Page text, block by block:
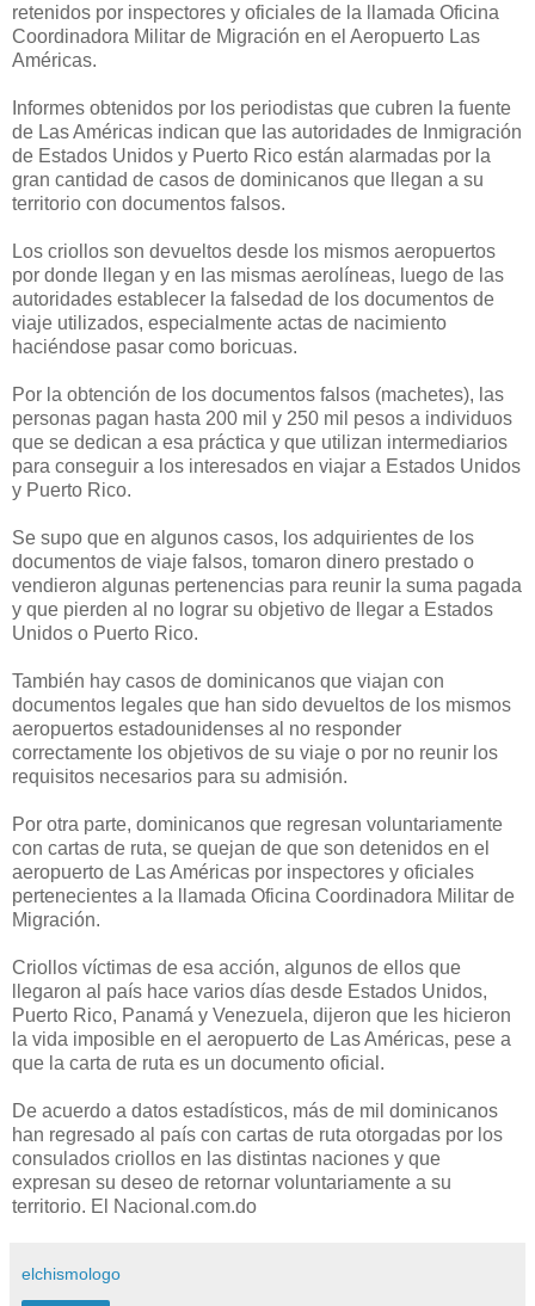
retenidos por inspectores y oficiales de la llamada Oficina
Coordinadora Militar de Migración en el Aeropuerto Las
Américas.
Informes obtenidos por los periodistas que cubren la fuente
de Las Américas indican que las autoridades de Inmigración
de Estados Unidos y Puerto Rico están alarmadas por la
gran cantidad de casos de dominicanos que llegan a su
territorio con documentos falsos.
Los criollos son devueltos desde los mismos aeropuertos
por donde llegan y en las mismas aerolíneas, luego de las
autoridades establecer la falsedad de los documentos de
viaje utilizados, especialmente actas de nacimiento
haciéndose pasar como boricuas.
Por la obtención de los documentos falsos (machetes), las
personas pagan hasta 200 mil y 250 mil pesos a individuos
que se dedican a esa práctica y que utilizan intermediarios
para conseguir a los interesados en viajar a Estados Unidos
y Puerto Rico.
Se supo que en algunos casos, los adquirientes de los
documentos de viaje falsos, tomaron dinero prestado o
vendieron algunas pertenencias para reunir la suma pagada
y que pierden al no lograr su objetivo de llegar a Estados
Unidos o Puerto Rico.
También hay casos de dominicanos que viajan con
documentos legales que han sido devueltos de los mismos
aeropuertos estadounidenses al no responder
correctamente los objetivos de su viaje o por no reunir los
requisitos necesarios para su admisión.
Por otra parte, dominicanos que regresan voluntariamente
con cartas de ruta, se quejan de que son detenidos en el
aeropuerto de Las Américas por inspectores y oficiales
pertenecientes a la llamada Oficina Coordinadora Militar de
Migración.
Criollos víctimas de esa acción, algunos de ellos que
llegaron al país hace varios días desde Estados Unidos,
Puerto Rico, Panamá y Venezuela, dijeron que les hicieron
la vida imposible en el aeropuerto de Las Américas, pese a
que la carta de ruta es un documento oficial.
De acuerdo a datos estadísticos, más de mil dominicanos
han regresado al país con cartas de ruta otorgadas por los
consulados criollos en las distintas naciones y que
expresan su deseo de retornar voluntariamente a su
territorio. El Nacional.com.do
elchismologo